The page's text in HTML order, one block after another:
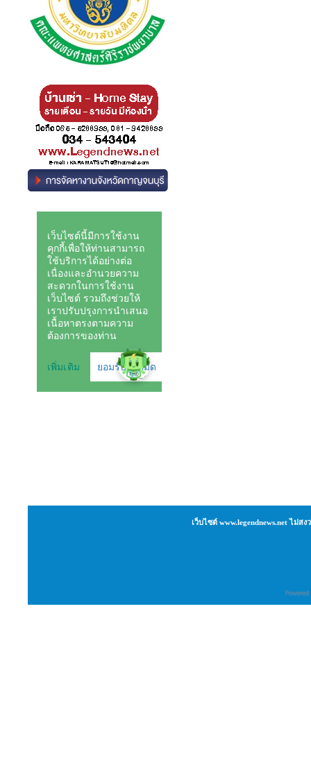
เว็บไซต์ www.legendnews.net ไม่